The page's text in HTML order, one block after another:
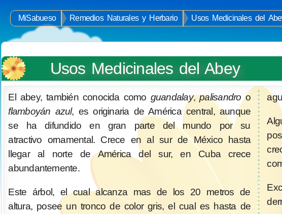
MiSabueso Remedios Naturales y Herbario Usos Medicinales del
Usos Medicinales del Abey
El abey, también conocida como guandalay,palisandro o
flamboyán azul, es originaria de América central, aunque
se ha difundido en gran parte del mundo por su
atractivo ornamental. Crece en al sur de México hasta
llegar al norte de América del sur, en Cuba crece
abundantemente.
Este árbol, el cual alcanza mas de los 20 metros de
altura, posee un tronco de color gris, el cual es hasta de